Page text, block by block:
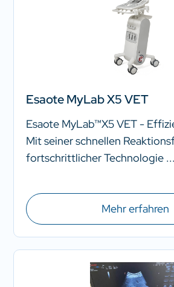
Esaote MyLab X5 VET
Esaote MyLab™X5 VET -
Mit seiner schnellen
fortschrittlicher Technologie ...
Mehr erfahren